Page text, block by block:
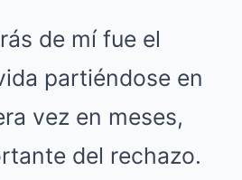
de mí fue el
partiéndose en
vez en meses,
del rechazo.